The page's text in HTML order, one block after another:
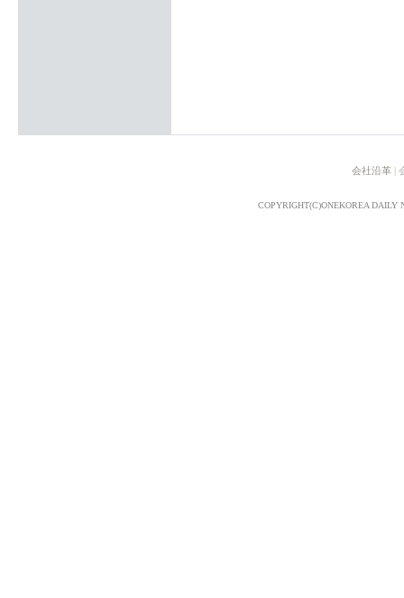
会社沿革 |
COPYRIGHT(C)ONEKOREA DAILY